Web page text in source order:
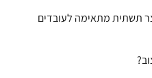
תשתית מתאימה לעובדים